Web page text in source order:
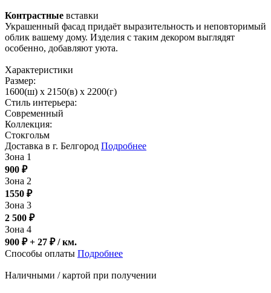
Контрастные вставки
Украшенный фасад придаёт выразительность и неповторимый
облик вашему дому. Изделия с таким декором выглядят
особенно, добавляют уюта.
Характеристики
Размер:
1600(ш) x 2150(в) x 2200(г)
Стиль интерьера:
Современный
Коллекция:
Стокгольм
Доставка в г. Белгород Подробнее
Зона 1
900 ₽
Зона 2
1550 ₽
Зона 3
2 500 ₽
Зона 4
900 ₽ + 27 ₽/ км.
Способы оплаты Подробнее
Наличными / картой при получении